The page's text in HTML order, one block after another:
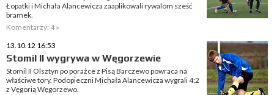
Łopatki i Michała Alancewicza zaaplikowali rywalom sześć
bramek.
Komentarzy: 4 »
13.10.12 16:53
Stomil II wygrywa w Węgorzewie
Stomil II Olsztyn po porażce z Pisą Barczewo powraca na
właściwe tory. Podopieczni Michała Alancewicza wygrali 4:2
z Vęgorią Węgorzewo.